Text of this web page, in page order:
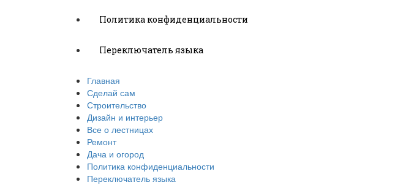
Политика конфиденциальности
Переключатель языка
Главная
Сделай сам
Строительство
Дизайн и интерьер
Все о лестницах
Ремонт
Дача и огород
Политика конфиденциальности
Переключатель языка